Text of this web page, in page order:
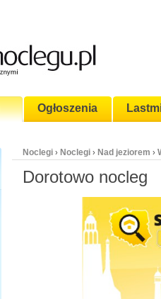
Ogłoszenia
Noclegi › Noclegi › Nad jeziorem ›
Dorotowo nocleg